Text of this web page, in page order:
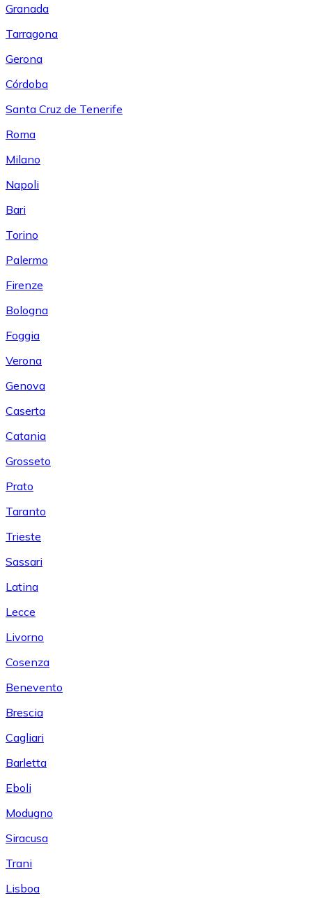
Granada
Tarragona
Gerona
Córdoba
Santa Cruz de Tenerife
Roma
Milano
Napoli
Bari
Torino
Palermo
Firenze
Bologna
Foggia
Verona
Genova
Caserta
Catania
Grosseto
Prato
Taranto
Trieste
Sassari
Latina
Lecce
Livorno
Cosenza
Benevento
Brescia
Cagliari
Barletta
Eboli
Modugno
Siracusa
Trani
Lisboa